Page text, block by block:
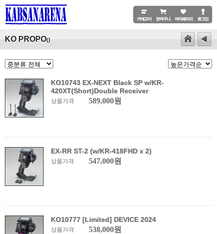
KO PROPO()
KO10743 EX-NEXT Black SP w/KR-
420XT(Short)Double Receiver
상품가격 589,000원
EX-RR ST-2 (w/KR-418FHD x 2)
상품가격 547,000원
KO10777 [Limited] DEVICE 2024
상품가격 538,000원